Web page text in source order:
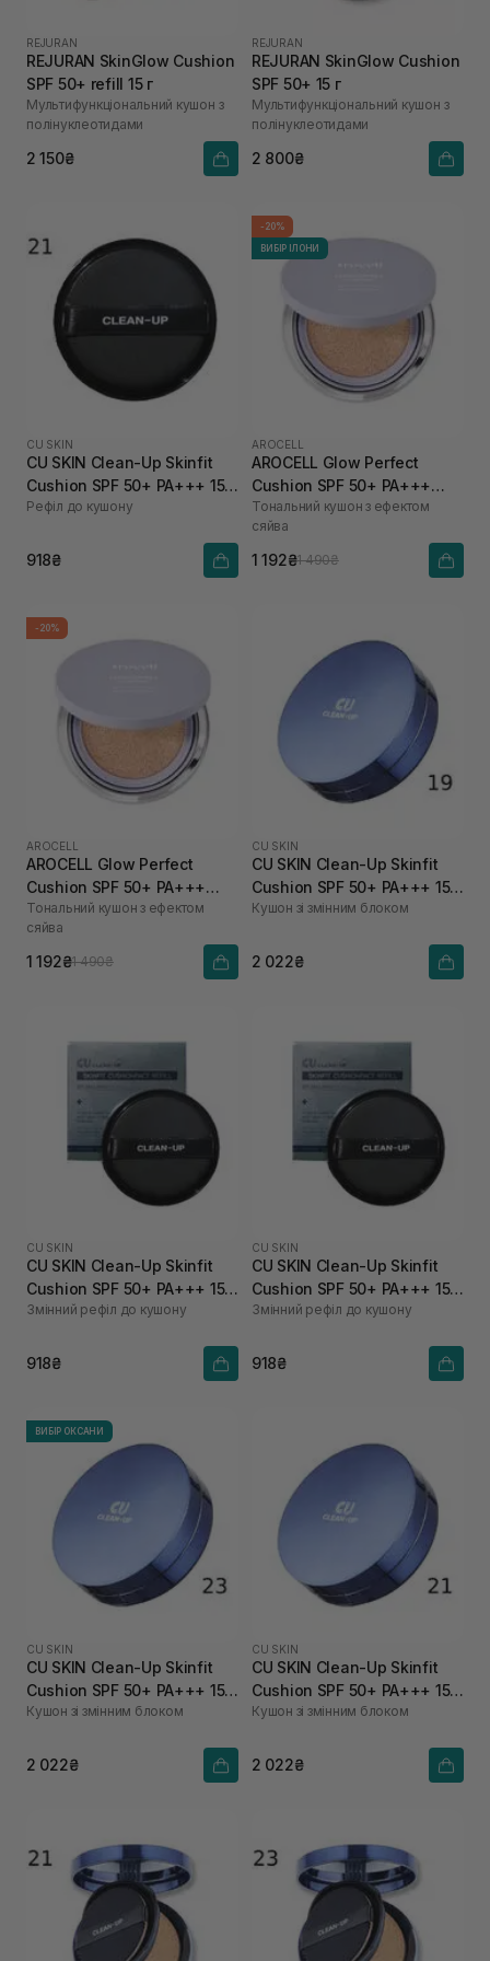
REJURAN
REJURAN SkinGlow Cushion
SPF 50+ refill 15 г
Мультифункціональний кушон з
полінуклеотидами
2 150₴
REJURAN
REJURAN SkinGlow Cushion
SPF 50+ 15 г
Мультифункціональний кушон з
полінуклеотидами
2 800₴
CU SKIN
CU SKIN Clean-Up Skinfit
Cushion SPF 50+ PA+++ 15 г
21 тон
Рефіл до кушону
918₴
-20%
ВИБІР ІЛОНИ
AROCELL
AROCELL Glow Perfect
Cushion SPF 50+ PA+++
№23, 15 г
Тональний кушон з ефектом
сяйва
1 192₴1 490₴
-20%
AROCELL
AROCELL Glow Perfect
Cushion SPF 50+ PA+++
№21,15 г
Тональний кушон з ефектом
сяйва
1 192₴1 490₴
CU SKIN
CU SKIN Clean-Up Skinfit
Cushion SPF 50+ PA+++ 15 г
+ 15 г 19 тон
Кушон зі змінним блоком
2 022₴
CU SKIN
CU SKIN Clean-Up Skinfit
Cushion SPF 50+ PA+++ 15 г
23 тон
Змінний рефіл до кушону
918₴
CU SKIN
CU SKIN Clean-Up Skinfit
Cushion SPF 50+ PA+++ 15 г
21 тон
Змінний рефіл до кушону
918₴
ВИБІР ОКСАНИ
CU SKIN
CU SKIN Clean-Up Skinfit
Cushion SPF 50+ PA+++ 15 г
+ 15 г 23 тон
Кушон зі змінним блоком
2 022₴
CU SKIN
CU SKIN Clean-Up Skinfit
Cushion SPF 50+ PA+++ 15 г
+ 15 г 21 тон
Кушон зі змінним блоком
2 022₴